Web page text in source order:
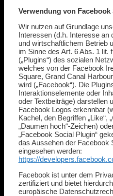
Verwendung von
Wir nutzen auf Grundlage
Interessen (d.h. Interesse an
und wirtschaftlichem Betrieb
im Sinne des Art. 6 Abs. 1 lit.
(„Plugins“) des sozialen
welches von der Facebook
Square, Grand Canal
wird („Facebook“). Die
Interaktionselemente oder
oder Textbeiträge) darstellen
Facebook Logos erkennbar
Kachel, den Begriffen „Like“,
„Daumen hoch“-Zeichen)
„Facebook Social Plugin“
das Aussehen der Facebook
eingesehen werden:
https://
Facebook ist unter dem
zertifiziert und bietet
europäische